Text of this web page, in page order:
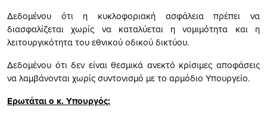
Δεδομένου ότι η κυκλοφοριακή ασφάλεια πρέπει να
διασφαλίζεται χωρίς να καταλύεται η νομιμότητα και η
λειτουργικότητα του εθνικού οδικού δικτύου.
Δεδομένου ότι δεν είναι θεσμικά ανεκτό κρίσιμες αποφάσεις
να λαμβάνονται χωρίς συντονισμό με το αρμόδιο Υπουργείο.
Ερωτάται ο κ. Υπουργός: